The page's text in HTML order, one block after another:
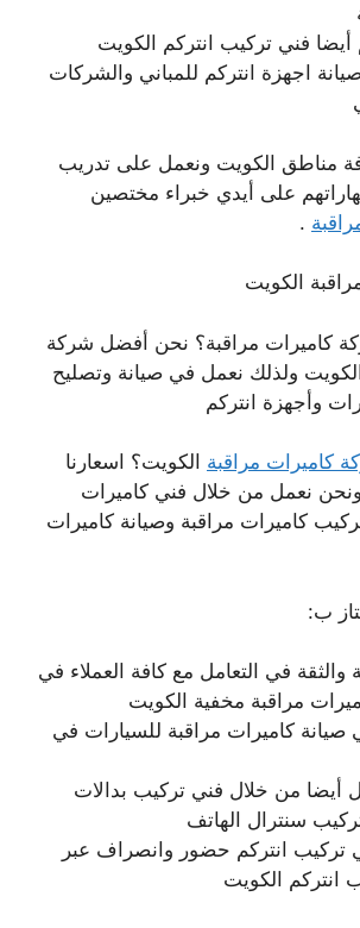
فني تركيب انتركم الكويت
اجهزة انتركم للمباني والشركات
مناطق الكويت ونعمل على تدريب
على أيدي خبراء مختصين
.
الكويت
كاميرات مراقبة؟ نحن أفضل شركة
ولذلك نعمل في صيانة وتصليح
وأجهزة انتركم
كاميرات مراقبة الكويت؟ اسعارنا
نعمل من خلال فني كاميرات
كاميرات مراقبة وصيانة كاميرات
ب:
والثقة في التعامل مع كافة العملاء في
مراقبة مخفية الكويت
صيانة كاميرات مراقبة للسيارات في
أيضا من خلال فني تركيب بدالات
سنترال الهاتف
تركيب انتركم حضور وانصراف عبر
انتركم الكويت